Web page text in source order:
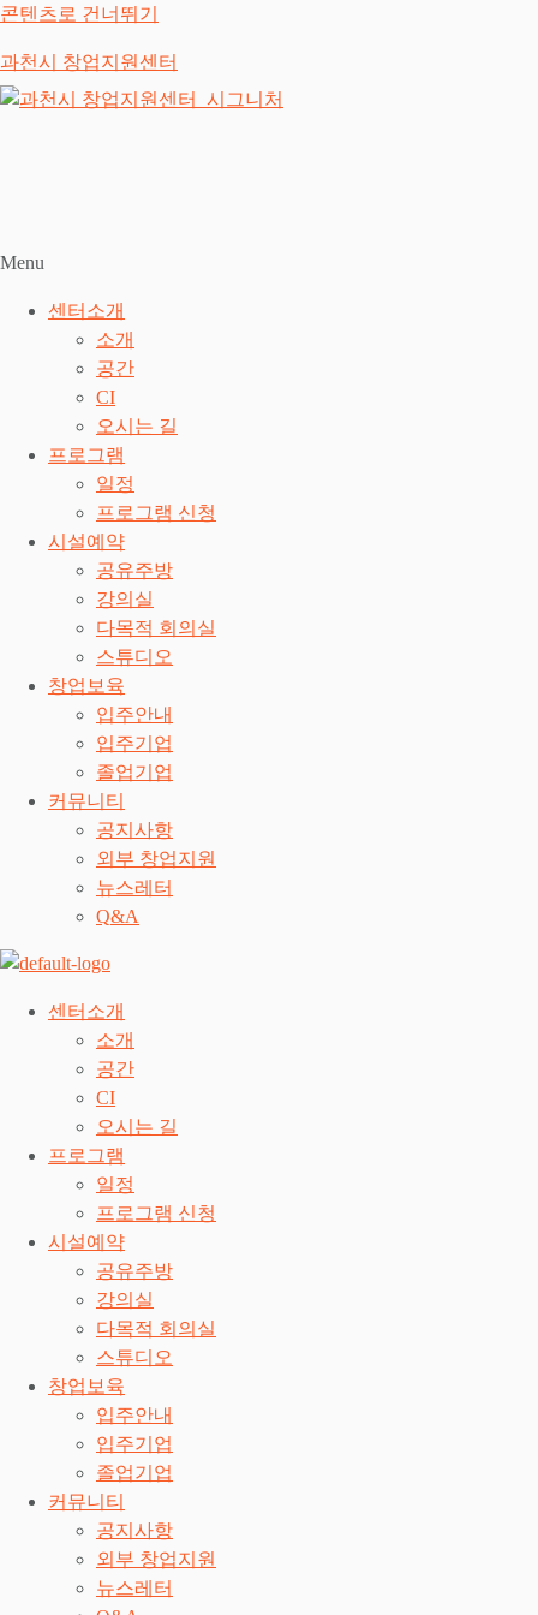
콘텐츠로 건너뛰기
과천시 창업지원센터
Menu
센터소개
소개
공간
CI
오시는 길
프로그램
일정
프로그램 신청
시설예약
공유주방
강의실
다목적 회의실
스튜디오
창업보육
입주안내
입주기업
졸업기업
커뮤니티
공지사항
외부 창업지원
뉴스레터
Q&A
센터소개
소개
공간
CI
오시는 길
프로그램
일정
프로그램 신청
시설예약
공유주방
강의실
다목적 회의실
스튜디오
창업보육
입주안내
입주기업
졸업기업
커뮤니티
공지사항
외부 창업지원
뉴스레터